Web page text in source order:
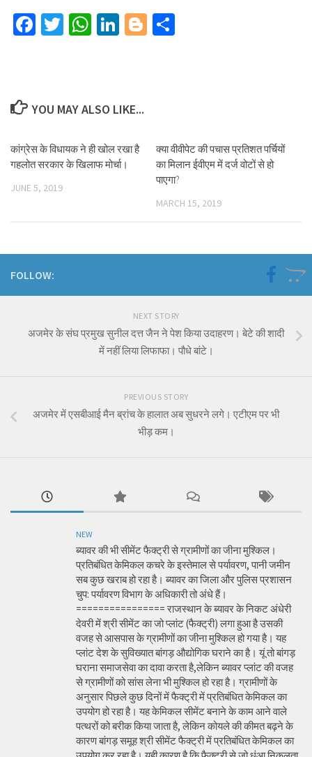
Facebook
TwitterWhatsApp
LinkedIn
Blogger
YOU MAY ALSO LIKE...
कांग्रेस के विधायक ने ही खोल रखा है
गहलोत सरकार के खिलाफ मोर्चा।
JUNE 5, 2019
क्या वीवीपेट की पचास प्रतिशत पर्चियों
का मिलान ईवीएम में दर्ज वोटों से हो
पाएगा?
MARCH 15, 2019
FOLLOW:
NEXT STORY
अजमेर के संघ प्रमुख सुनील दत्त जैन ने पेश किया उदाहरण। बेटे की शादी
में नहीं लिया लिफाफा। पौधे बांटे।
PREVIOUS STORY
अजमेर में एसबीआई मैन ब्रांच के हालात अब सुधरने लगे। एटीएम पर भी
भीड़ कम।
NEW
ब्यावर की भी सीमेंट फैक्ट्री से ग्रामीणों का जीना मुश्किल।
प्रतिबंधित केमिकल कचरे के इस्तेमाल से पर्यावरण, पानी जमीन
सब कुछ खराब हो रहा है। ब्यावर का जिला और पुलिस प्रशासन
चुप: पर्यावरण विभाग के अधिकारी तो अंधे हैं।
================ राजस्थान के ब्यावर के निकट अंधेरी
देवरी में श्री सीमेंट का जो प्लांट (फैक्ट्री) लगा हुआ है उसकी
वजह से आसपास के ग्रामीणों का जीना मुश्किल हो गया है। यह
प्लांट देश के सुविख्यात बांगड़ औद्योगिक घराने का है। यूं तो बांगड़
घराना समाजसेवा का दावा करता है,लेकिन ब्यावर प्लांट की वजह
से ग्रामीणों को सांस लेना भी मुश्किल हो रहा है। ग्रामीणों के
अनुसार पिछले कुछ दिनों में फैक्ट्री में प्रतिबंधित केमिकल का
उपयोग हो रहा है। यह केमिकल सीमेंट बनाने के काम आने वाले
पत्थरों को बरीक किया जाता है, लेकिन कोयले की कीमत बढ़ने के
कारण बांगड़ समूह श्री सीमेंट फैक्ट्री में प्रतिबंधित केमिकल का